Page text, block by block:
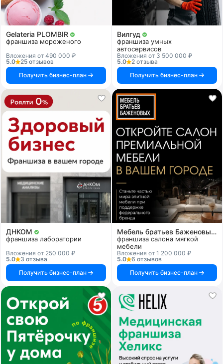
Gelateria PLOMBIR
франшиза мороженого
Вложения от 490 000 ₽
5.0
25 отзывов
Получить бизнес-план
Вилгуд
франшиза умных
автосервисов
Вложения от 3 500 000 ₽
5.0
2 отзыва
Получить бизнес-план
ДНКОМ
франшиза лаборатории
Вложения от 250 000 ₽
5.0
3 отзыва
Получить бизнес-план
Мебель братьев Баженовых
франшиза салона мягкой
мебели
Вложения от 1 200 000 ₽
5.0
6 отзывов
Получить бизнес-план